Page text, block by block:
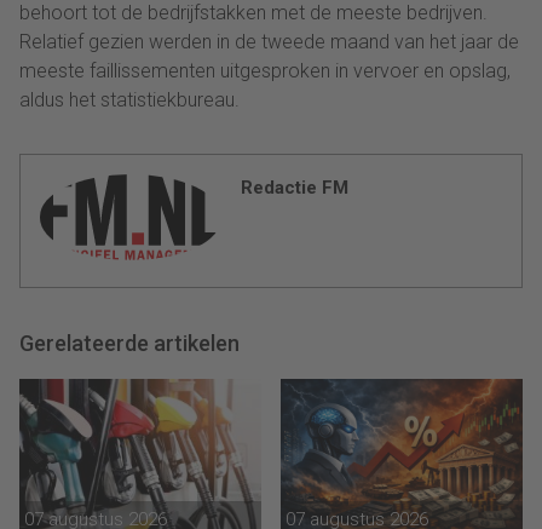
behoort tot de bedrijfstakken met de meeste bedrijven.
Relatief gezien werden in de tweede maand van het jaar de
meeste faillissementen uitgesproken in vervoer en opslag,
aldus het statistiekbureau.
Redactie FM
Gerelateerde artikelen
07 augustus 2026 07 augustus 2026